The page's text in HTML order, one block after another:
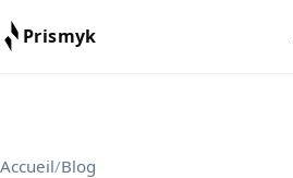
Prismyk
Prismyk
Accueil/Blog